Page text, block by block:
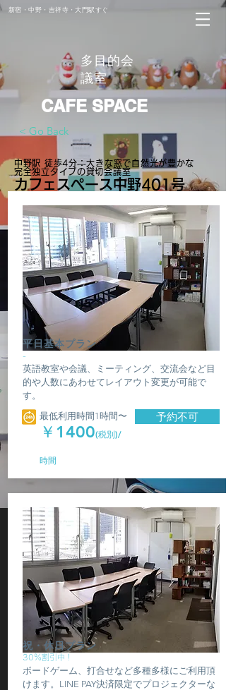
新宿・中野・吉祥寺・大門駅すぐ
多目的会
議室
CAFE SPACE
< Go Back
中野駅 徒歩4分：大きな窓で自然光が豊かな
完全独立タイプの貸切会議室
カフェスペース中野401号
-
英語教室や会議、ミーティング、交流会など目
的や人数にあわせてレイアウト変更が可能で
す。
平日基本プラン
最低利用時間1時間〜
￥1400(税別)/
時間
予約不可
30％割引中！
ボードゲーム、打合せなど多種多様にご利用頂
けます。LINE PAY決済限定でプロジェクターな
祝・休日プラン